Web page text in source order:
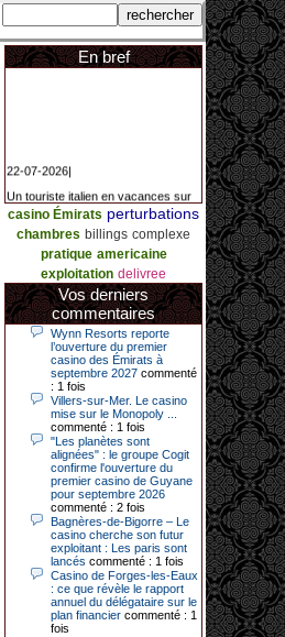
En bref
la Côte d’Azur a remporté un
jackpot exceptionnel de 84.631
euros dans la nuit de samedi à
dimanche au Casino Barrière Le
Croisette à Cannes. Il s’agit d’un
nouveau record de gains de l’année
2026 pour cet établissement.
14-04-2026|
Dimanche 12 avril 2026, cette date
restera gravée dans la mémoire de
ce joueur du casino de Saint-Quay-
Portrieux (Côtes-d’Armor).
Ce quinquagénaire, habitant Plouha
mais souhaitant garder l’anonymat,
a eu l’énorme surprise de décrocher
un jackpot record de 82 426 €.
Le plus gros gain gagné depuis plus
de 20 ans dans l’établissement.
31-03-2026|
Série de jackpots au casino JOA de
Gujan-Mestras : ce mois de mars a
été fructueux pour quelques
casino Émirats perturbations
chambres billings complexe
pratique americaine
exploitation delivree
Vos derniers
commentaires
Wynn Resorts reporte
l’ouverture du premier
casino des Émirats à
septembre 2027 commenté
: 1 fois
Villers-sur-Mer. Le casino
mise sur le Monopoly ...
commenté : 1 fois
"Les planètes sont
alignées" : le groupe Cogit
confirme l'ouverture du
premier casino de Guyane
pour septembre 2026
commenté : 2 fois
Bagnères-de-Bigorre – Le
casino cherche son futur
exploitant : Les paris sont
lancés commenté : 1 fois
Casino de Forges-les-Eaux
: ce que révèle le rapport
annuel du délégataire sur le
plan financier commenté : 1
fois